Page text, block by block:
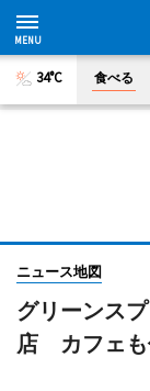
34°C 食べる
ニュース地図
グリーンス
店 カフェも